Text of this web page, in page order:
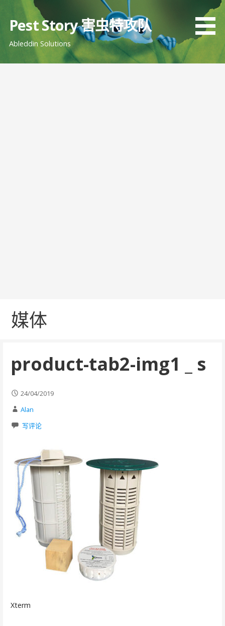
Pest Story 害虫特攻队
Ableddin Solutions
媒体
product-tab2-img1 _ s
24/04/2019
Alan
写评论
Xterm